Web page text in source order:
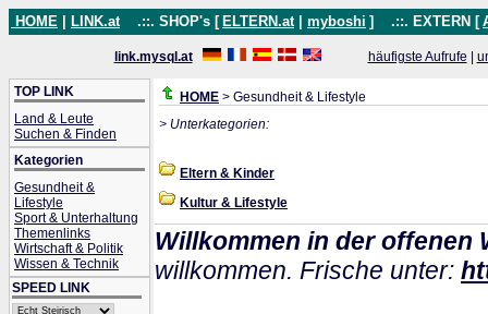
HOME LINK.at .::. SHOP's [ ELTERN.at myboshi ] .::. EXTERN [
link.mysql.at häufigste Aufrufe
TOP LINK
Land & Leute
Suchen & Finden
Kategorien
Gesundheit &
Lifestyle
Sport & Unterhaltung
Themenlinks
Wirtschaft & Politik
Wissen & Technik
SPEED LINK
HOME > Gesundheit & Lifestyle
> Unterkategorien:
Eltern & Kinder
Kultur & Lifestyle
Willkommen in der offenen
willkommen. Frische unter: